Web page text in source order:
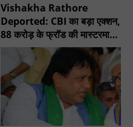
Vishakha Rathore
Deported: CBI का बड़ा एक्शन,
88 करोड़ के फ्रॉड की मास्टरमाइंड
गिरफ्तार